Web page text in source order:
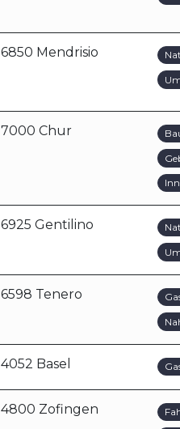
6850 Mendrisio
7000 Chur
6925 Gentilino
6598 Tenero
4052 Basel
4800 Zofingen